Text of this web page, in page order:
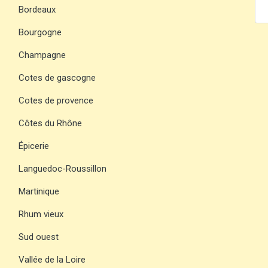
Bordeaux
Bourgogne
Champagne
Cotes de gascogne
Cotes de provence
Côtes du Rhône
Épicerie
Languedoc-Roussillon
Martinique
Rhum vieux
Sud ouest
Vallée de la Loire